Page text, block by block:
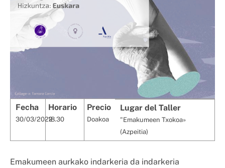
Fecha
30/03/2022
Horario
18.30
Precio
Doakoa
Lugar del Taller
"Emakumeen Txokoa»
(Azpeitia)
Emakumeen aurkako indarkeria da indarkeria